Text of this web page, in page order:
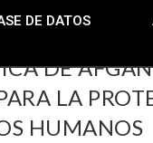
DE DATOS
DE
LA
HUMANOS